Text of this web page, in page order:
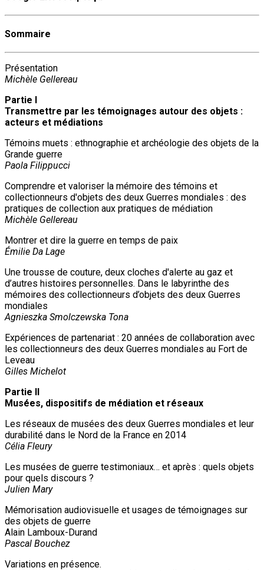
Sommaire
Présentation
Michèle Gellereau
Partie I
Transmettre par les témoignages autour des objets :
acteurs et médiations
Témoins muets : ethnographie et archéologie des objets de la
Grande guerre
Paola Filippucci
Comprendre et valoriser la mémoire des témoins et
collectionneurs d'objets des deux Guerres mondiales : des
pratiques de collection aux pratiques de médiation
Michèle Gellereau
Montrer et dire la guerre en temps de paix
Émilie Da Lage
Une trousse de couture, deux cloches d'alerte au gaz et
d’autres histoires personnelles. Dans le labyrinthe des
mémoires des collectionneurs d’objets des deux Guerres
mondiales
Agnieszka Smolczewska Tona
Expériences de partenariat : 20 années de collaboration avec
les collectionneurs des deux Guerres mondiales au Fort de
Leveau
Gilles Michelot
Partie II
Musées, dispositifs de médiation et réseaux
Les réseaux de musées des deux Guerres mondiales et leur
durabilité dans le Nord de la France en 2014
Célia Fleury
Les musées de guerre testimoniaux… et après : quels objets
pour quels discours ?
Julien Mary
Mémorisation audiovisuelle et usages de témoignages sur
des objets de guerre
Alain Lamboux-Durand
Pascal Bouchez
Variations en présence.